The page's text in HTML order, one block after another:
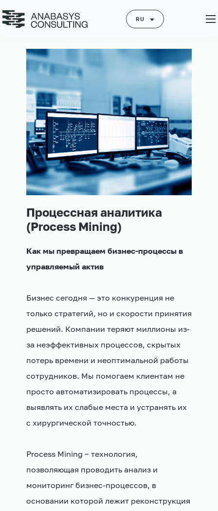
RU
Процессная аналитика
(Process Mining)
Как мы превращаем бизнес-процессы в
управляемый актив
Бизнес сегодня — это конкуренция не
только стратегий, но и скорости принятия
решений. Компании теряют миллионы из-
за неэффективных процессов, скрытых
потерь времени и неоптимальной работы
сотрудников. Мы помогаем клиентам не
просто автоматизировать процессы, а
выявлять их слабые места и устранять их
с хирургической точностью.
Process Mining − технология,
позволяющая проводить анализ и
мониторинг бизнес-процессов, в
основании которой лежит реконструкция